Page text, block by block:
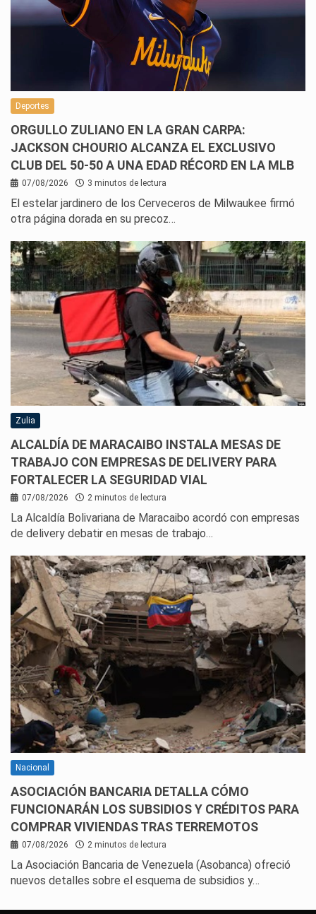
Deportes
ORGULLO ZULIANO EN LA GRAN CARPA:
JACKSON CHOURIO ALCANZA EL EXCLUSIVO
CLUB DEL 50-50 A UNA EDAD RÉCORD EN LA MLB
07/08/2026 3 minutos de lectura
El estelar jardinero de los Cerveceros de Milwaukee firmó
otra página dorada en su precoz…
Zulia
ALCALDÍA DE MARACAIBO INSTALA MESAS DE
TRABAJO CON EMPRESAS DE DELIVERY PARA
FORTALECER LA SEGURIDAD VIAL
07/08/2026 2 minutos de lectura
La Alcaldía Bolivariana de Maracaibo acordó con empresas
de delivery debatir en mesas de trabajo…
Nacional
ASOCIACIÓN BANCARIA DETALLA CÓMO
FUNCIONARÁN LOS SUBSIDIOS Y CRÉDITOS PARA
COMPRAR VIVIENDAS TRAS TERREMOTOS
07/08/2026 2 minutos de lectura
La Asociación Bancaria de Venezuela (Asobanca) ofreció
nuevos detalles sobre el esquema de subsidios y…